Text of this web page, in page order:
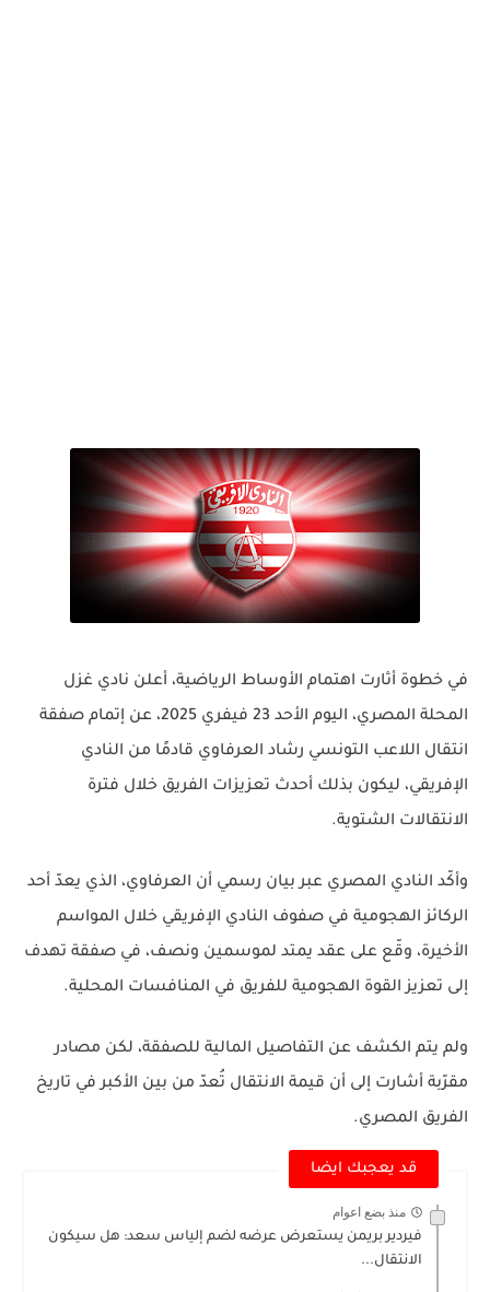
في خطوة أثارت اهتمام الأوساط الرياضية، أعلن نادي غزل
المحلة المصري، اليوم الأحد 23 فيفري 2025، عن
إتمام صفقة
انتقال اللاعب التونسي رشاد العرفاوي قادمًا من النادي
الإفريقي، ليكون بذلك أحدث تعزيزات الفريق خلال فترة
الانتقالات الشتوية.
وأكّد النادي المصري عبر بيان رسمي أن العرفاوي، الذي يعدّ أحد
الركائز الهجومية في صفوف النادي الإفريقي خلال المواسم
الأخيرة، وقّع على عقد يمتد لموسمين ونصف، في صفقة تهدف
إلى تعزيز القوة الهجومية للفريق في المنافسات المحلية.
ولم يتم الكشف عن التفاصيل المالية للصفقة، لكن مصادر
مقرّبة أشارت إلى أن قيمة الانتقال تُعدّ من بين الأكبر في تاريخ
الفريق المصري.
قد يعجبك ايضا
منذ بضع اعوام
فيردير بريمن يستعرض عرضه لضم إلياس سعد: هل سيكون
الانتقال...